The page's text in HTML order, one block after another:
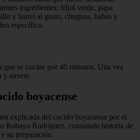
ingredientes: fríjol verde, papa
y laurel al gusto, chuguas, habas y
específico.
que se cocine por 40 minutos. Una vez
y sirvete.
boyacense
explicada del cocido boyacense por el
Robayo Rodríguez, constando historia de
su preparación.